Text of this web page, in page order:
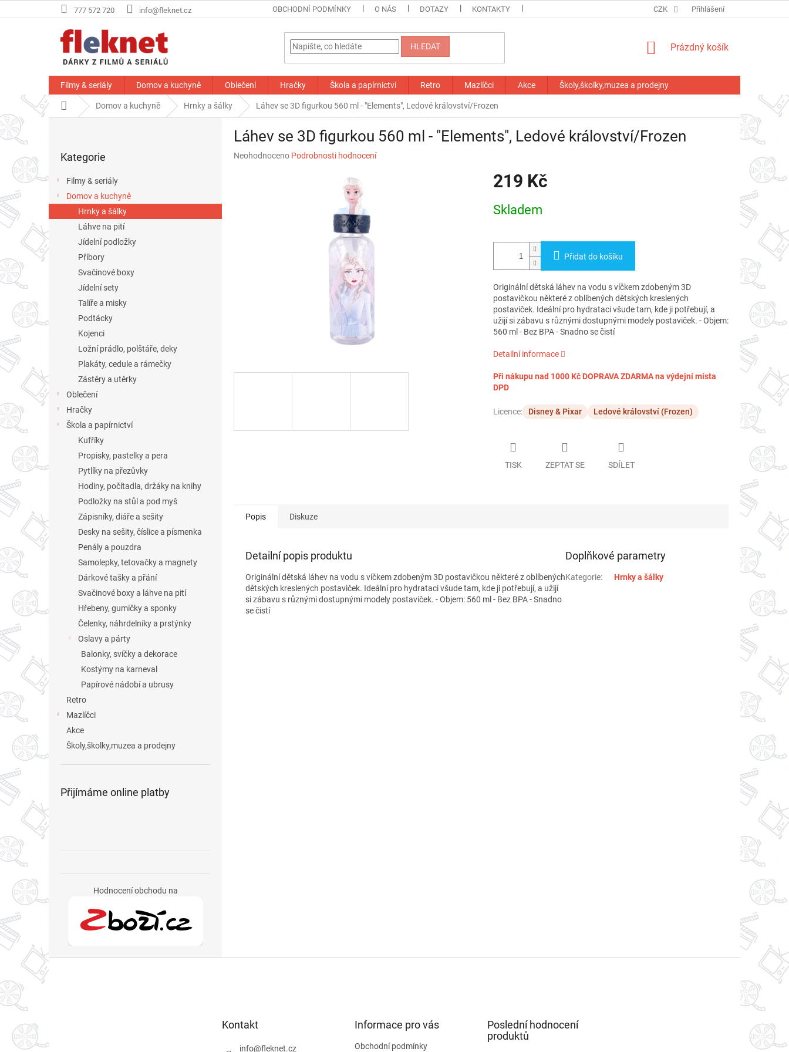
na
777 572 720 info@fleknet.cz OBCHODNÍ PODMÍNKY O NÁS DOTAZY KONTAKTY CZK Přihlášení
HLEDAT
NÁKUPNÍ
Prázdný košík
Filmy & seriály Domov a kuchyně Oblečení Hračky Škola a papírnictví Retro Mazlíčci Akce Školy,školky,muzea a prodejny
Domů Domov a kuchyně Hrnky a šálky Láhev se 3D figurkou 560 ml - "Elements", Ledové království/Frozen
r
n
p
a
kategorie
Kategorie
Filmy & seriály
Domov a kuchyně
Hrnky a šálky
Láhve na pití
Jídelní podložky
Příbory
Svačinové boxy
Jídelní sety
Talíře a misky
Podtácky
Kojenci
Ložní prádlo, polštáře, deky
Plakáty, cedule a rámečky
Zástěry a utěrky
Oblečení
Hračky
Škola a papírnictví
Kufříky
Propisky, pastelky a pera
Pytlíky na přezůvky
Hodiny, počítadla, držáky na knihy
Podložky na stůl a pod myš
Zápisníky, diáře a sešity
Desky na sešity, číslice a písmenka
Penály a pouzdra
Samolepky, tetovačky a magnety
Dárkové tašky a přání
Svačinové boxy a láhve na pití
Hřebeny, gumičky a sponky
Čelenky, náhrdelníky a prstýnky
Oslavy a párty
Balonky, svíčky a dekorace
Kostýmy na karneval
Papírové nádobí a ubrusy
Retro
Mazlíčci
Akce
Školy,školky,muzea a prodejny
Přijímáme online platby
Hodnocení obchodu na
Láhev se 3D figurkou 560 ml - "Elements", Ledové království/Frozen
Průměrné
Neohodnoceno Podrobnosti hodnocení
219 Kč
cena:
Skladem
Přidat do košíku
Originální dětská láhev na vodu s víčkem zdobeným 3D
postavičkou některé z oblíbených dětských kreslených
postaviček. Ideální pro hydrataci všude tam, kde ji potřebují, a
užijí si zábavu s různými dostupnými modely postaviček. - Objem:
560 ml - Bez BPA - Snadno se čistí
Detailní informace
Při nákupu nad 1000 Kč DOPRAVA ZDARMA na výdejní místa
DPD
Licence: Disney & Pixar Ledové království (Frozen)
TISK ZEPTAT SE SDÍLET
Popis Diskuze
Detailní popis produktu
Originální dětská láhev na vodu s víčkem zdobeným 3D postavičkou některé z oblíbených
dětských kreslených postaviček. Ideální pro hydrataci všude tam, kde ji potřebují, a užijí
si zábavu s různými dostupnými modely postaviček. - Objem: 560 ml - Bez BPA - Snadno
se čistí
Doplňkové parametry
Kategorie: Hrnky a šálky
p
a
Kontakt
info@fleknet.cz
Informace pro vás
Obchodní podmínky
Poslední hodnocení
produktů